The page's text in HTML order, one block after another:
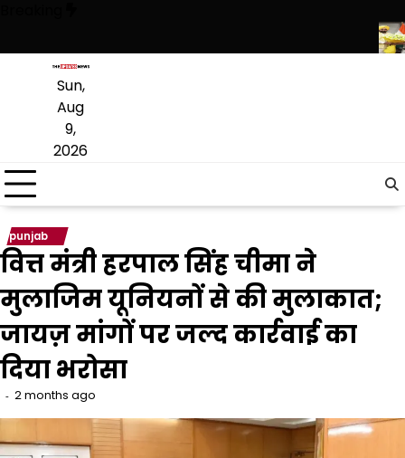
content
Sun,
Aug
9,
2026
punjab
वित्त मंत्री हरपाल सिंह चीमा ने
मुलाजिम यूनियनों से की मुलाकात;
जायज़ मांगों पर जल्द कार्रवाई का
दिया भरोसा
2 months ago